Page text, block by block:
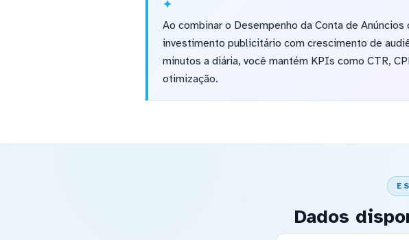
Ao combinar o Desempenho da Conta de
investimento publicitário com crescimento de
minutos a diária, você mantém KPIs como CTR,
otimização.
Dados